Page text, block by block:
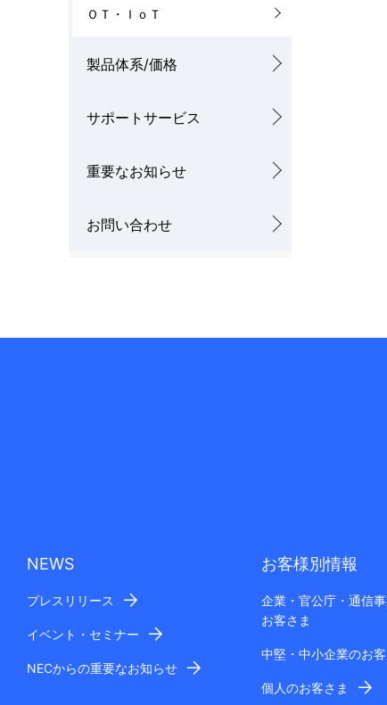
ＯＴ・ＩｏＴ
製品体系/価格
サポートサービス
重要なお知らせ
お問い合わせ
NEWS
プレスリリース
イベント・セミナー
NECからの重要なお知らせ
お客様別情報
企業・官公庁・通信
お客さま
中堅・中小企業のお客
個人のお客さま